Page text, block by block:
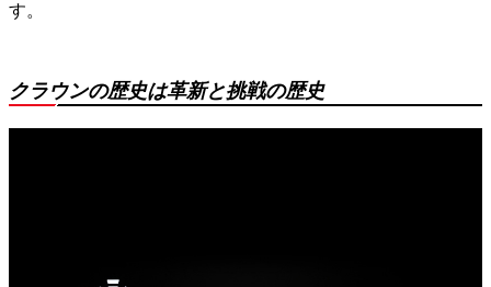
す。
クラウンの歴史は革新と挑戦の歴史